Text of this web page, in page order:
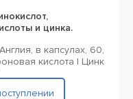
и цинка.
Англия, в капсулах, 60,
кислота | Цинк